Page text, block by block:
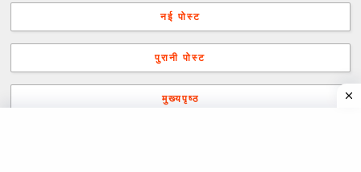
नई पोस्ट
पुरानी पोस्ट
मुख्यपृष्ठ